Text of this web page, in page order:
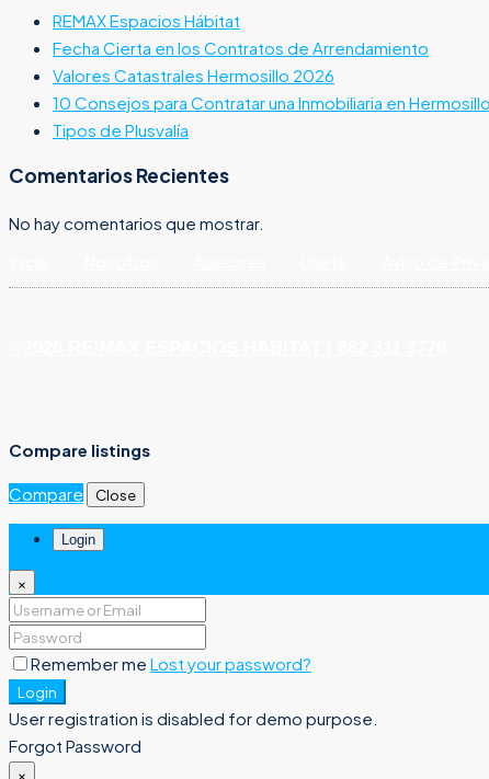
REMAX Espacios Hábitat
Fecha Cierta en los Contratos de Arrendamiento
Valores Catastrales Hermosillo 2026
10 Consejos para Contratar una Inmobiliaria en Hermosillo
Tipos de Plusvalía
Comentarios Recientes
No hay comentarios que mostrar.
Compare listings
Compare Close
Login
×
Remember me Lost your password?
Login
User registration is disabled for demo purpose.
Forgot Password
×